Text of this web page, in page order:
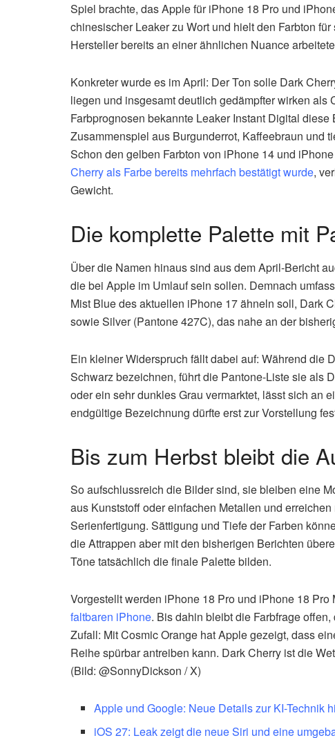
Spiel brachte, das Apple für iPhone 18 Pro und
chinesischer Leaker zu Wort und hielt den Farbton
Hersteller bereits an einer ähnlichen Nuance
Konkreter wurde es im April: Der Ton solle Dark
liegen und insgesamt deutlich gedämpfter wirken als
Farbprognosen bekannte Leaker Instant Digital
Zusammenspiel aus Burgunderrot, Kaffeebraun und
Schon den gelben Farbton von iPhone 14 und
Cherry als Farbe bereits mehrfach bestätigt wurde,
Gewicht.
Die komplette Palette mit
Über die Namen hinaus sind aus dem April-Bericht
die bei Apple im Umlauf sein sollen. Demnach
Mist Blue des aktuellen iPhone 17 ähneln soll, Dark
sowie Silver (Pantone 427C), das nahe an der
Ein kleiner Widerspruch fällt dabei auf: Während die
Schwarz bezeichnen, führt die Pantone-Liste sie als
oder ein sehr dunkles Grau vermarktet, lässt sich an
endgültige Bezeichnung dürfte erst zur Vorstellung
Bis zum Herbst bleibt die
So aufschlussreich die Bilder sind, sie bleiben eine
aus Kunststoff oder einfachen Metallen und
Serienfertigung. Sättigung und Tiefe der Farben
die Attrappen aber mit den bisherigen Berichten
Töne tatsächlich die finale Palette bilden.
Vorgestellt werden iPhone 18 Pro und iPhone 18
faltbaren iPhone. Bis dahin bleibt die Farbfrage
Zufall: Mit Cosmic Orange hat Apple gezeigt, dass
Reihe spürbar antreiben kann. Dark Cherry ist die
(Bild: @SonnyDickson / X)
Apple und Google: Neue Details zur KI-Technik
iOS 27: Leak zeigt die neue Siri und eine